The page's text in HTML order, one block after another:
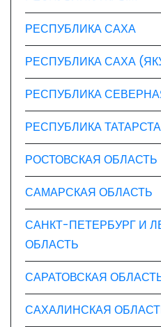
РЕСПУБЛИКА САХА
РЕСПУБЛИКА САХА
РЕСПУБЛИКА
РЕСПУБЛИКА
РОСТОВСКАЯ ОБЛАСТЬ
САМАРСКАЯ ОБЛАСТЬ
САНКТ-ПЕТЕРБУРГ И
ОБЛАСТЬ
САРАТОВСКАЯ
САХАЛИНСКАЯ